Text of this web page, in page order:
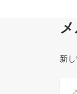
新
メールアドレスを入力...